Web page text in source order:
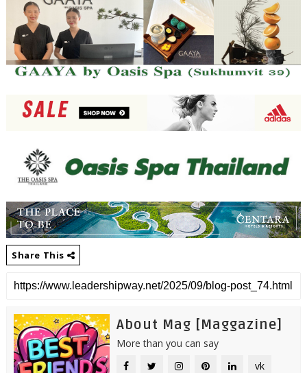
Share This
About Mag [Maggazine]
More than you can say
vk